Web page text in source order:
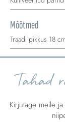
Mõõtmed
Traadi pikkus 18
Tahad
Kirjutage meile